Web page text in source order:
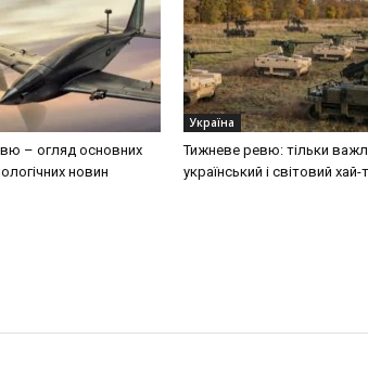
– огляд основних
новин
Україна
Тижневе ревю: тільки
український і світовий хай-